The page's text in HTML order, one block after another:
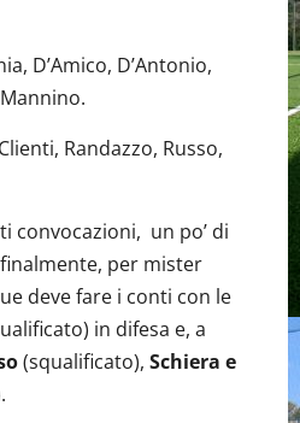
D’Amico, D’Antonio,
Randazzo, Russo,
convocazioni, un po’ di
per mister
deve fare i conti con le
in difesa e, a
(squalificato), Schiera e